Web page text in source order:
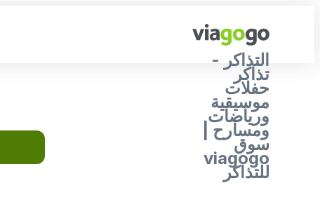
التذاكر -
تذاكر
حفلات
موسيقية
ورياضات
ومسارح |
سوق
viagogo
للتذاكر